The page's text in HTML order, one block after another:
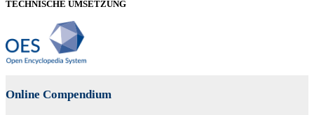
TECHNISCHE UMSETZUNG
Online Compendium